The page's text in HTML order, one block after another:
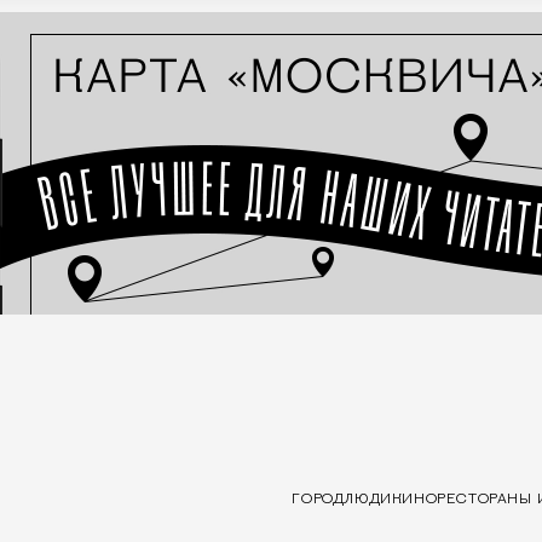
ГОРОДЛЮДИ КИНОРЕСТОРАНЫ